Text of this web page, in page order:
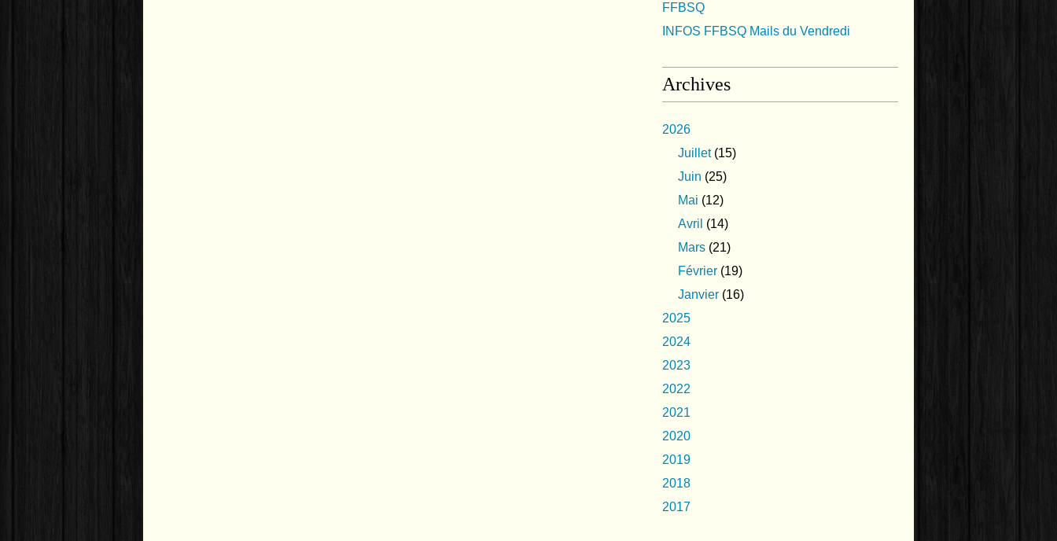
FFBSQ
INFOS FFBSQ Mails du Vendredi
Archives
2026
Juillet(15)
Juin (25)
Mai (12)
Avril (14)
Mars (21)
Février (19)
Janvier (16)
2025
2024
2023
2022
2021
2020
2019
2018
2017